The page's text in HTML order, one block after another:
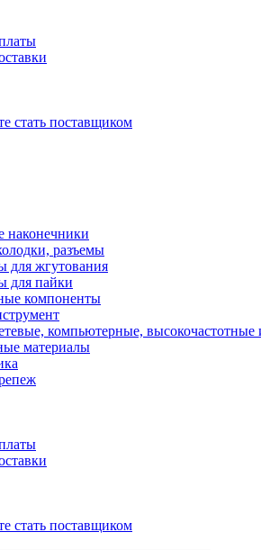
стать поставщиком
наконечники
разъемы
для жгутования
для пайки
компоненты
компьютерные, высокочастотные
материалы
стать поставщиком